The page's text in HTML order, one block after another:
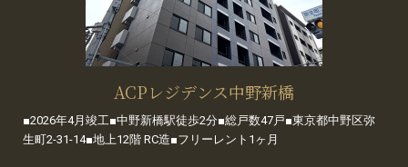
ACPレジデンス中野新橋
■2026年4月竣工■中野新橋駅徒歩2分■総戸数47戸■東京都中野区弥
生町2-31-14■地上12階 RC造■フリーレント1ヶ月